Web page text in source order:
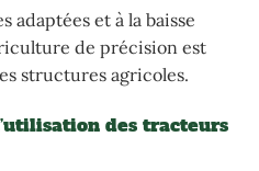
adaptées et à la baisse
de précision est
structures agricoles.
des tracteurs